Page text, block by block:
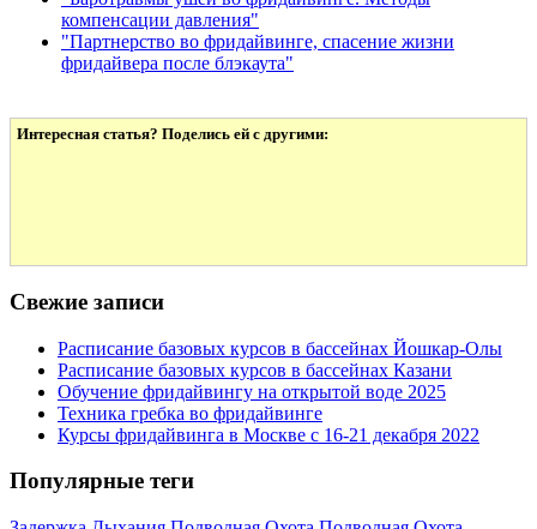
компенсации давления"
"Партнерство во фридайвинге, спасение жизни
фридайвера после блэкаута"
Интересная статья? Поделись ей с другими:
Свежие записи
Расписание базовых курсов в бассейнах Йошкар-Олы
Расписание базовых курсов в бассейнах Казани
Обучение фридайвингу на открытой воде 2025
Техника гребка во фридайвинге
Курсы фридайвинга в Москве с 16-21 декабря 2022
Популярные теги